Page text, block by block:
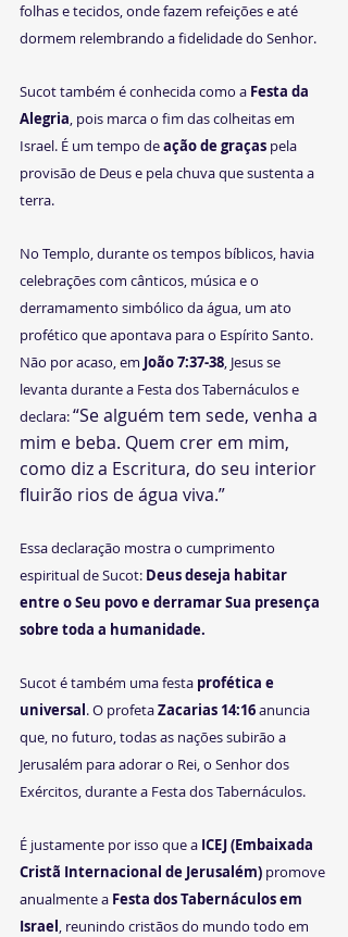
folhas e tecidos, onde fazem refeições e até
dormem relembrando a fidelidade do Senhor.
Sucot também é conhecida como a Festa da
Alegria, pois marca o fim das colheitas em
Israel. É um tempo de ação de graças pela
provisão de Deus e pela chuva que sustenta a
terra.
No Templo, durante os tempos bíblicos, havia
celebrações com cânticos, música e o
derramamento simbólico da água, um ato
profético que apontava para o Espírito Santo.
Não por acaso, em João 7:37-38, Jesus se
levanta durante a Festa dos Tabernáculos e
declara: “Se alguém tem sede, venha a
mim e beba. Quem crer em mim,
como diz a Escritura, do seu interior
fluirão rios de água viva.”
Essa declaração mostra o cumprimento
espiritual de Sucot: Deus deseja habitar
entre o Seu povo e derramar Sua presença
sobre toda a humanidade.
Sucot é também uma festa profética e
universal. O profeta Zacarias 14:16 anuncia
que, no futuro, todas as nações subirão a
Jerusalém para adorar o Rei, o Senhor dos
Exércitos, durante a Festa dos Tabernáculos.
É justamente por isso que a ICEJ (Embaixada
Cristã Internacional de Jerusalém) promove
anualmente a Festa dos Tabernáculos em
Israel, reunindo cristãos do mundo todo em